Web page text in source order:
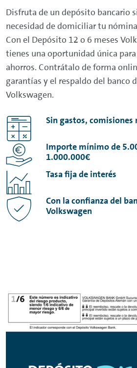
Disfruta de un depósito bancario
necesidad de domiciliar tu
Con el Depósito 12 o 6 meses
tienes una oportunidad única
ahorros. Contrátalo de forma
garantías y el respaldo del banco
Volkswagen.
Sin gastos,
Importe mínimo de
1.000.000€
Tasa fija de interés
Con la confianza del
Volkswagen